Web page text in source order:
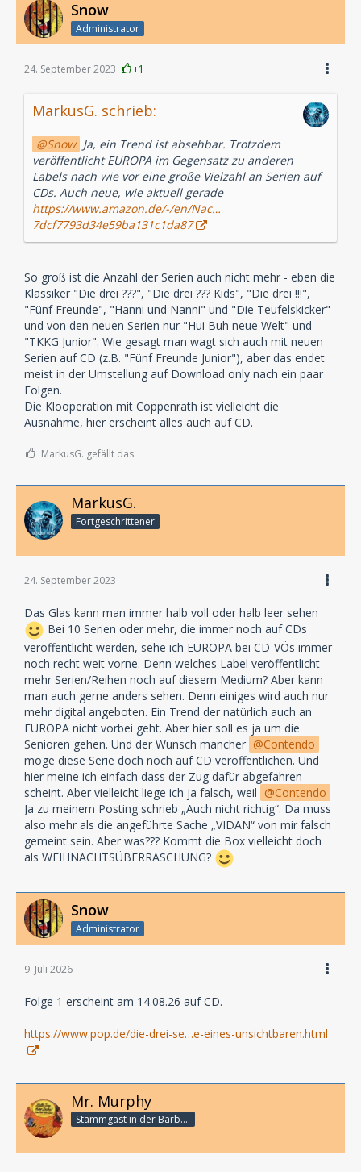
Snow
Administrator
24. September 2023 +1
MarkusG. schrieb:
Snow Ja, ein Trend ist absehbar. Trotzdem
veröffentlicht EUROPA im Gegensatz zu anderen
Labels nach wie vor eine große Vielzahl an Serien auf
CDs. Auch neue, wie aktuell gerade
https://www.amazon.de/-/en/Nac…
7dcf7793d34e59ba131c1da87
So groß ist die Anzahl der Serien auch nicht mehr - eben die
Klassiker "Die drei ???", "Die drei ??? Kids", "Die drei !!!",
"Fünf Freunde", "Hanni und Nanni" und "Die Teufelskicker"
und von den neuen Serien nur "Hui Buh neue Welt" und
"TKKG Junior". Wie gesagt man wagt sich auch mit neuen
Serien auf CD (z.B. "Fünf Freunde Junior"), aber das endet
meist in der Umstellung auf Download only nach ein paar
Folgen.
Die Klooperation mit Coppenrath ist vielleicht die
Ausnahme, hier erscheint alles auch auf CD.
MarkusG. gefällt das.
MarkusG.
Fortgeschrittener
24. September 2023
Das Glas kann man immer halb voll oder halb leer sehen
Bei 10 Serien oder mehr, die immer noch auf CDs
veröffentlicht werden, sehe ich EUROPA bei CD-VÖs immer
noch recht weit vorne. Denn welches Label veröffentlicht
mehr Serien/Reihen noch auf diesem Medium? Aber kann
man auch gerne anders sehen. Denn einiges wird auch nur
mehr digital angeboten. Ein Trend der natürlich auch an
EUROPA nicht vorbei geht. Aber hier soll es ja um die
Senioren gehen. Und der Wunsch mancher
Contendo
möge diese Serie doch noch auf CD veröffentlichen. Und
hier meine ich einfach dass der Zug dafür abgefahren
scheint. Aber vielleicht liege ich ja falsch, weil
Contendo
Ja zu meinem Posting schrieb „Auch nicht richtig“. Da muss
also mehr als die angeführte Sache „VIDAN“ von mir falsch
gemeint sein. Aber was??? Kommt die Box vielleicht doch
als WEIHNACHTSÜBERRASCHUNG?
Snow
Administrator
9. Juli 2026
Folge 1 erscheint am 14.08.26 auf CD.
https://www.pop.de/die-drei-se…e-eines-unsichtbaren.html
Mr. Murphy
Stammgast in der Barbarabar